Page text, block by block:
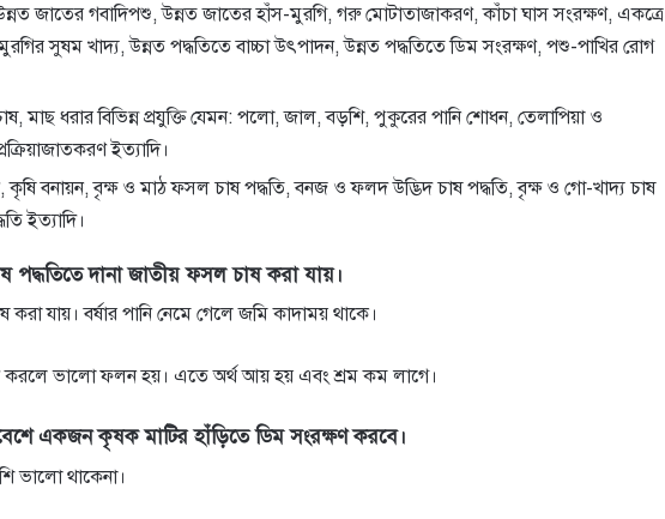
জাতের গবাদিপশু, উন্নত জাতের হাঁস-মুরগি, গরু মোটাতাজাকরণ, কাঁচা ঘাস সংরক্ষণ, একত্রে
সুষম খাদ্য, উন্নত পদ্ধতিতে বাচ্চা উৎপাদন, উন্নত পদ্ধতিতে ডিম সংরক্ষণ, পশু-পাখির রোগ
মাছ ধরার বিভিন্ন প্রযুক্তি যেমন: পলো, জাল, বড়শি, পুকুরের পানি শোধন, তেলাপিয়া ও
ইত্যাদি।
কৃষি বনায়ন, বৃক্ষ ও মাঠ ফসল চাষ পদ্ধতি, বনজ ও ফলদ উদ্ভিদ চাষ পদ্ধতি, বৃক্ষ ও গো-খাদ্য চাষ
ইত্যাদি।
পদ্ধতিতে দানা জাতীয় ফসল চাষ করা যায়।
করা যায়। বর্ষার পানি নেমে গেলে জমি কাদাময় থাকে।
করলে ভালো ফলন হয়। এতে অর্থ আয় হয় এবং শ্রম কম লাগে।
একজন কৃষক মাটির হাঁড়িতে ডিম সংরক্ষণ করবে।
ভালো থাকেনা।